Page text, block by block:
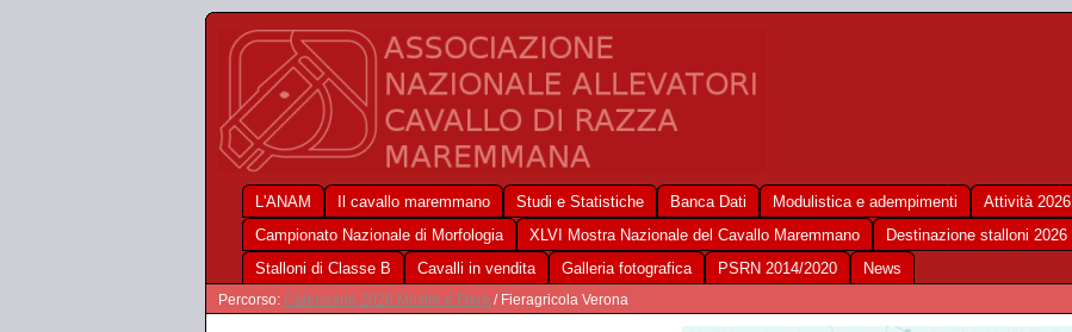
L'ANAM Il cavallo maremmano Studi e Statistiche Banca Dati Modulistica e adempimenti Attività 2026
Campionato Nazionale di Morfologia
XLVI Mostra Nazionale del Cavallo Maremmano Destinazione stalloni 2026
Stalloni di Classe B
Cavalli in vendita Galleria fotografica PSRN 2014/2020 News
Percorso: Calendario 2026 Mostre e Fiere / Fieragricola Verona